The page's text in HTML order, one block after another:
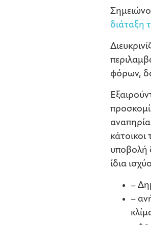
διάταξη
φόρων,
υποβολή
ίδια
–
–